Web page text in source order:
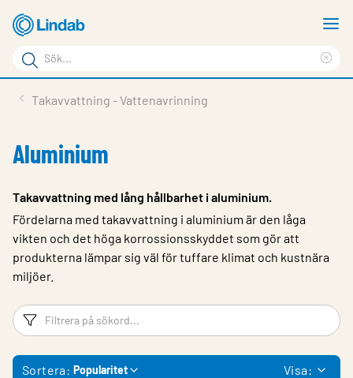
Hoppa
till
huvudinnehållet
Sökord
Sök
på
Service & Support
Om Lindab
Kontakt
Logga in
Choose languge
Sweden
Takavvattning - Vattenavrinning
Aluminium
Takavvattning med lång hållbarhet i aluminium.
Fördelarna med takavvattning i aluminium är den låga
vikten och det höga korrossionsskyddet som gör att
produkterna lämpar sig väl för tuffare klimat och kustnära
miljöer.
Filtreringsord
Sortera: Popularitet Visa: